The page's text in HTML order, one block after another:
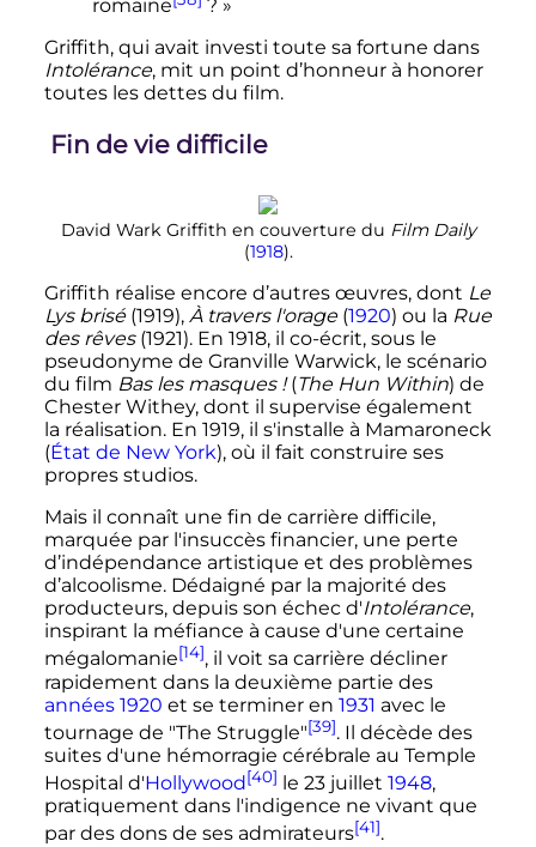
romaine
? »
Griffith, qui avait investi toute sa fortune dans
Intolérance, mit un point d’honneur à honorer
toutes les dettes du film.
Fin de vie difficile
David Wark Griffith en couverture du Film Daily
(1918).
Griffith réalise encore d’autres œuvres, dont Le
Lys brisé(1919), À travers l'orage(1920) ou la Rue
des rêves(1921). En 1918, il co-écrit, sous le
pseudonyme de Granville Warwick, le scénario
du film Bas les masques !(The Hun Within) de
Chester Withey, dont il supervise également
la réalisation. En 1919, il s'installe à Mamaroneck
(État de New York), où il fait construire ses
propres studios.
Mais il connaît une fin de carrière difficile,
marquée par l'insuccès financier, une perte
d’indépendance artistique et des problèmes
d’alcoolisme. Dédaigné par la majorité des
producteurs, depuis son échec d'Intolérance,
inspirant la méfiance à cause d'une certaine
mégalomanie[14], il voit sa carrière décliner
rapidement dans la deuxième partie des
années 1920 et se terminer en 1931 avec le
tournage de "The Struggle"[39]. Il décède des
suites d'une hémorragie cérébrale au Temple
Hospital d'Hollywood[40] le 23 juillet 1948,
pratiquement dans l'indigence ne vivant que
par des dons de ses admirateurs[41].